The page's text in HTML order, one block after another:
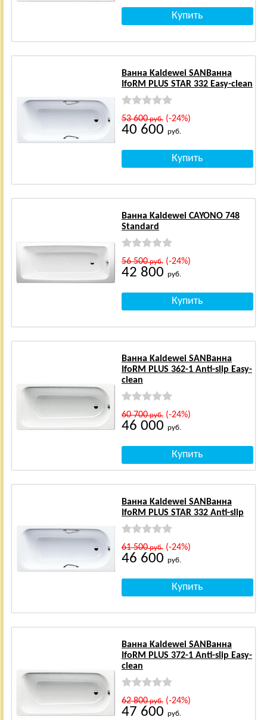
Ванна Kaldewei SANВанна
IfoRM PLUS STAR 332 Easy-clean
53 600руб.(-24%)
40 600 руб.
Ванна Kaldewei CAYONO 748
Standard
56 500руб.(-24%)
42 800 руб.
Ванна Kaldewei SANВанна
IfoRM PLUS 362-1 Anti-slip Easy-
clean
60 700руб.(-24%)
46 000 руб.
Ванна Kaldewei SANВанна
IfoRM PLUS STAR 332 Anti-slip
61 500руб.(-24%)
46 600 руб.
Ванна Kaldewei SANВанна
IfoRM PLUS 372-1 Anti-slip Easy-
clean
62 800руб.(-24%)
47 600 руб.